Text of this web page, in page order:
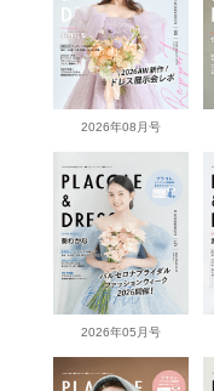
2026年08月号
2026年05月号